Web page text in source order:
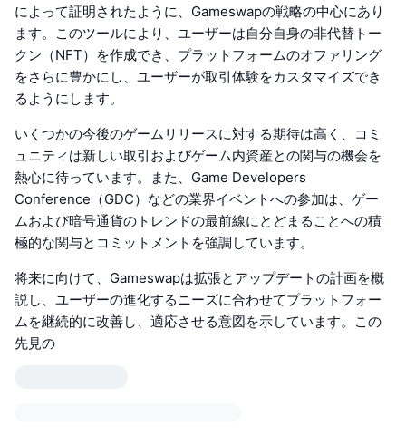
によって証明されたように、Gameswapの戦略の中心にあり
ます。このツールにより、ユーザーは自分自身の非代替トー
クン（NFT）を作成でき、プラットフォームのオファリング
をさらに豊かにし、ユーザーが取引体験をカスタマイズでき
るようにします。
いくつかの今後のゲームリリースに対する期待は高く、コミ
ュニティは新しい取引およびゲーム内資産との関与の機会を
熱心に待っています。また、Game Developers
Conference（GDC）などの業界イベントへの参加は、ゲー
ムおよび暗号通貨のトレンドの最前線にとどまることへの積
極的な関与とコミットメントを強調しています。
将来に向けて、Gameswapは拡張とアップデートの計画を概
説し、ユーザーの進化するニーズに合わせてプラットフォー
ムを継続的に改善し、適応させる意図を示しています。この
先見の